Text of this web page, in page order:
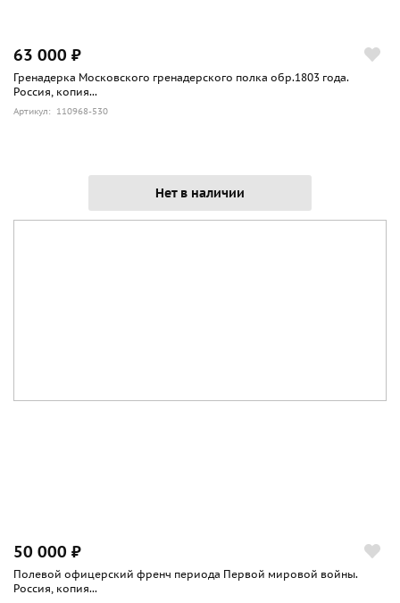
63 000 ₽
Гренадерка Московского гренадерского полка обр.1803 года.
Россия, копия...
Артикул: 110968-530
Нет в наличии
50 000 ₽
Полевой офицерский френч периода Первой мировой войны.
Россия, копия...